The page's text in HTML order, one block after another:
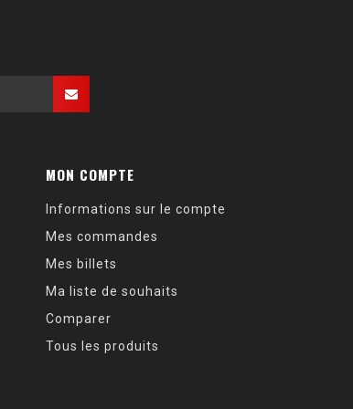
MON COMPTE
Informations sur le compte
Mes commandes
Mes billets
Ma liste de souhaits
Comparer
Tous les produits